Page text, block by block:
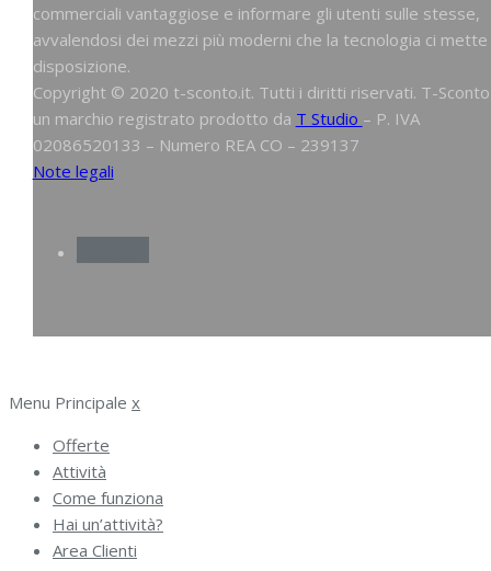
commerciali vantaggiose e informare gli utenti sulle stesse,
avvalendosi dei mezzi più moderni che la tecnologia ci mette
disposizione.
Copyright © 2020 t-sconto.it. Tutti i diritti riservati. T-
un marchio registrato prodotto da T Studio – P. IVA
02086520133 – Numero REA CO – 239137
Note legali
Menu Principale x
Offerte
Attività
Come funziona
Hai un’attività?
Area Clienti